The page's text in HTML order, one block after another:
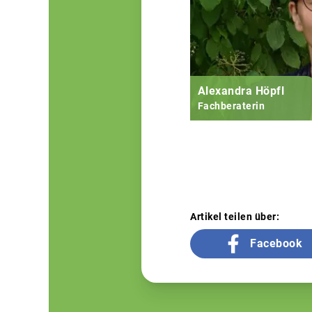
Alexandra Höpfl
Fachberaterin
Artikel teilen über:
Facebook